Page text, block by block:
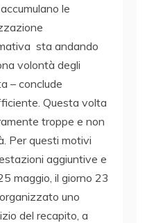
le
sta andando
volontà degli
– conclude
Questa volta
troppe e non
Per questi motivi
aggiuntive e
maggio, il giorno 23
uno
del recapito, a